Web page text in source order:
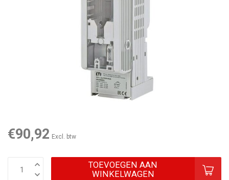
€90,92 Excl. btw
TOEVOEGEN AAN
WINKELWAGEN